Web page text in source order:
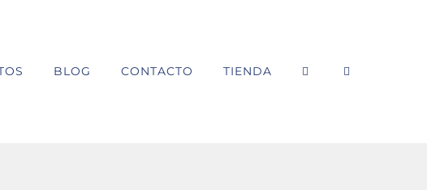
BLOG CONTACTO TIENDA